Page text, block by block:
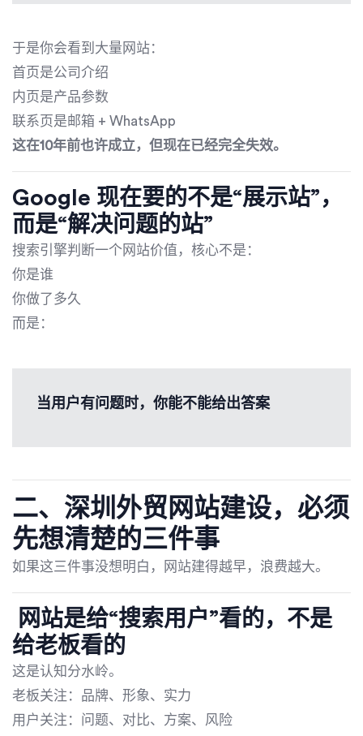
于是你会看到大量网站：
首页是公司介绍
内页是产品参数
联系页是邮箱 + WhatsApp
这在10年前也许成立，但现在已经完全失效。
Google 现在要的不是“展示站”，
而是“解决问题的站”
搜索引擎判断一个网站价值，核心不是：
你是谁
你做了多久
而是：
当用户有问题时，你能不能给出答案
二、深圳外贸网站建设，必须
先想清楚的三件事
如果这三件事没想明白，网站建得越早，浪费越大。
网站是给“搜索用户”看的，不是
给老板看的
这是认知分水岭。
老板关注：品牌、形象、实力
用户关注：问题、对比、方案、风险